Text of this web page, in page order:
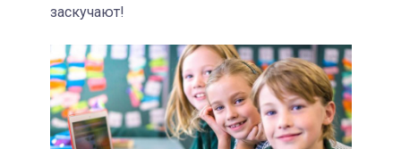
заскучают!